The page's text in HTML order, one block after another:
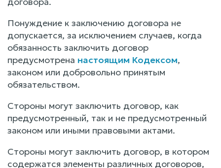
Понуждение к заключению договора не
допускается, за исключением случаев, когда
обязанность заключить договор
предусмотрена настоящим Кодексом,
законом или добровольно принятым
обязательством.
Стороны могут заключить договор, как
предусмотренный, так и не предусмотренный
законом или иными правовыми актами.
Стороны могут заключить договор, в котором
содержатся элементы различных договоров,